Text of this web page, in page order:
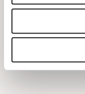
Vi använder
för sociala medier
vidarebefordrar
information från din
annons- och